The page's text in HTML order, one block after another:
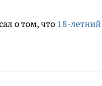
о том, что 18-